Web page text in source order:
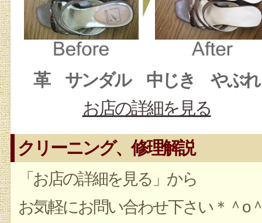
革 サンダル 中じき やぶれ
お店の詳細を見る
クリーニング、修理解説
「お店の詳細を見る」から
お気軽にお問い合わせ下さい＊＾o